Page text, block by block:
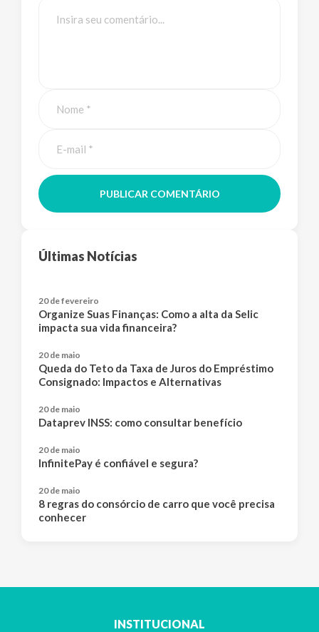
PUBLICAR COMENTÁRIO
Últimas Notícias
20 de fevereiro
Organize Suas Finanças: Como a alta da Selic
impacta sua vida financeira?
20 de maio
Queda do Teto da Taxa de Juros do Empréstimo
Consignado: Impactos e Alternativas
20 de maio
Dataprev INSS: como consultar benefício
20 de maio
InfinitePay é confiável e segura?
20 de maio
8 regras do consórcio de carro que você precisa
conhecer
INSTITUCIONAL